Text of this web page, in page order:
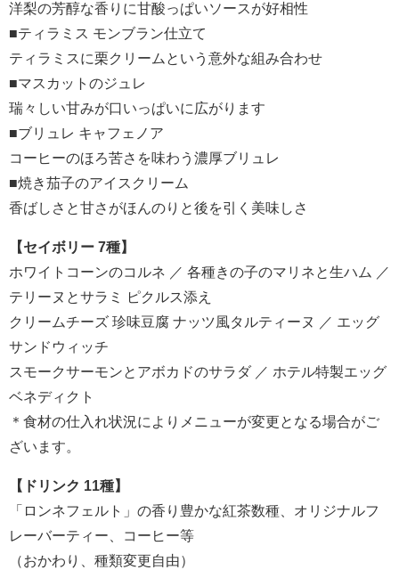
洋梨の芳醇な香りに甘酸っぱいソースが好相性
■ティラミス モンブラン仕立て
ティラミスに栗クリームという意外な組み合わせ
■マスカットのジュレ
瑞々しい甘みが口いっぱいに広がります
■ブリュレ キャフェノア
コーヒーのほろ苦さを味わう濃厚ブリュレ
■焼き茄子のアイスクリーム
香ばしさと甘さがほんのりと後を引く美味しさ
【セイボリー 7種】
ホワイトコーンのコルネ ／ 各種きの子のマリネと生ハム ／
テリーヌとサラミ ピクルス添え
クリームチーズ 珍味豆腐 ナッツ風タルティーヌ ／ エッグ
サンドウィッチ
スモークサーモンとアボカドのサラダ ／ ホテル特製エッグ
ベネディクト
＊食材の仕入れ状況によりメニューが変更となる場合がご
ざいます。
【ドリンク 11種】
「ロンネフェルト」の香り豊かな紅茶数種、オリジナルフ
レーバーティー、コーヒー等
（おかわり、種類変更自由）